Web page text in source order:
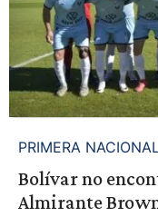
PRIMERA NACIONAL
Bolívar no
Almirante